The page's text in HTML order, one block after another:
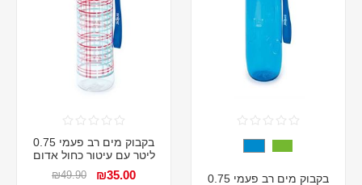
בקבוק מים רב פעמי 0.75
בקבוק מים רב פעמי 0.75
ליטר עם עיטור כחול אדום
₪35.00
₪49.90